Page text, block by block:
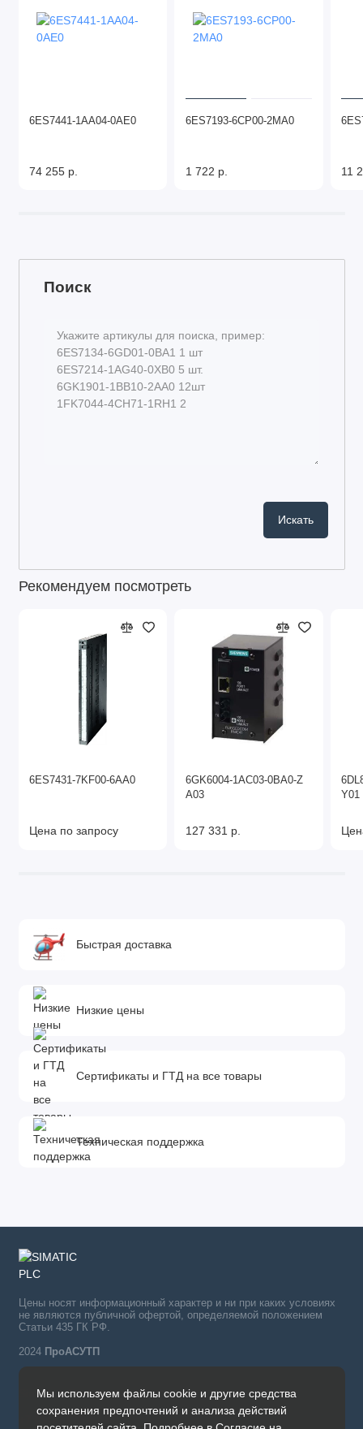
6ES7441-1AA04-0AE0
74 255 р.
6ES7193-6CP00-2MA0
1 722 р. 11
Поиск
Рекомендуем посмотреть
6ES7431-7KF00-6AA0
Цена по запросу
6GK6004-1AC03-0BA0-Z
A03
127 331 р.
Y01
Быстрая доставка
Низкие цены
Сертификаты и ГТД на все товары
Техническая поддержка
Мы используем файлы cookie и другие средства
сохранения предпочтений и анализа действий
Цены носят информационный характер и ни при каких условиях
не являются публичной офертой, определяемой положением
Статьи 435 ГК РФ.
2024 ПроАСУТП
Simatic в России тел.:
+7 (342) 273-82-09